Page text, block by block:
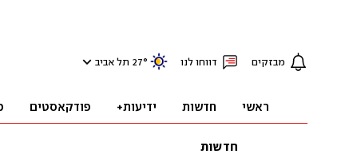
מבזקים דווחו לנו 27° תל אביב
ראשי חדשות ידיעות+ פודקאסטים
חדשות